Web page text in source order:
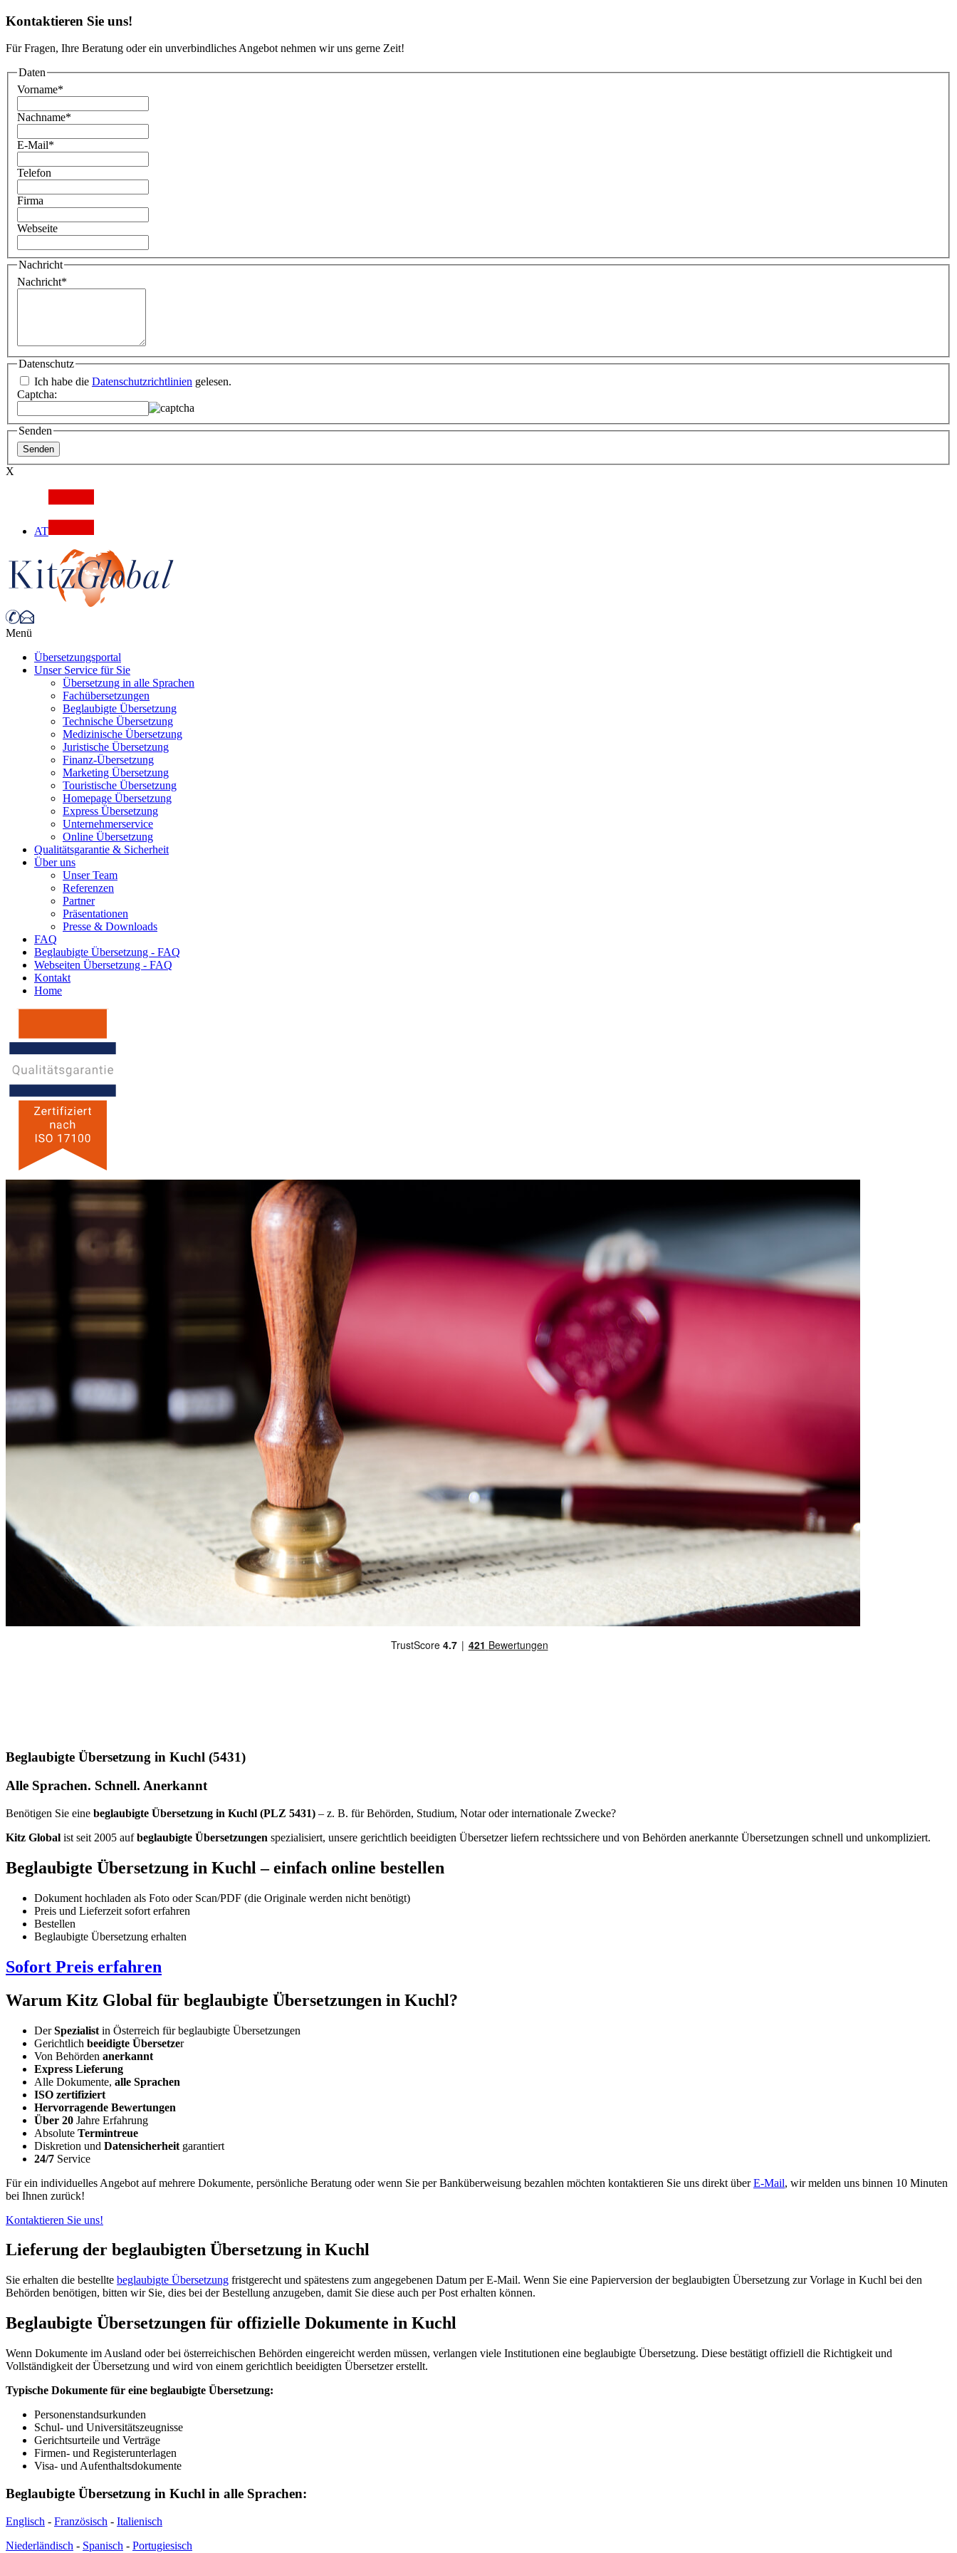
Kontaktieren Sie uns!
Für Fragen, Ihre Beratung oder ein unverbindliches Angebot nehmen wir uns gerne Zeit!
Daten
Vorname*
Nachname*
E-Mail*
Telefon
Firma
Webseite
Nachricht
Nachricht*
Datenschutz
Ich habe die Datenschutzrichtlinien gelesen.
Captcha:
Senden
X
AT
Menü
Übersetzungsportal
Unser Service für Sie
Übersetzung in alle Sprachen
Fachübersetzungen
Beglaubigte Übersetzung
Technische Übersetzung
Medizinische Übersetzung
Juristische Übersetzung
Finanz-Übersetzung
Marketing Übersetzung
Touristische Übersetzung
Homepage Übersetzung
Express Übersetzung
Unternehmerservice
Online Übersetzung
Qualitätsgarantie & Sicherheit
Über uns
Unser Team
Referenzen
Partner
Präsentationen
Presse & Downloads
FAQ
Beglaubigte Übersetzung - FAQ
Webseiten Übersetzung - FAQ
Kontakt
Home
Beglaubigte Übersetzung in Kuchl (5431)
Alle Sprachen. Schnell. Anerkannt
Benötigen Sie eine beglaubigte Übersetzung in Kuchl (PLZ 5431) – z. B. für Behörden, Studium, Notar oder internationale Zwecke?
Kitz Global ist seit 2005 aufbeglaubigte Übersetzungen spezialisiert, unsere gerichtlich beeidigten Übersetzer liefern rechtssichere und von Behörden anerkannte Übersetzungen schnell und unkompliziert.
Beglaubigte Übersetzung in Kuchl – einfach online bestellen
Dokument hochladen als Foto oder Scan/PDF (die Originale werden nicht benötigt)
Preis und Lieferzeit sofort erfahren
Bestellen
Beglaubigte Übersetzung erhalten
Sofort Preis erfahren
Warum Kitz Global für beglaubigte Übersetzungen in Kuchl?
DerSpezialist in Österreich für beglaubigte Übersetzungen
Gerichtlich beeidigte Übersetzer
Von Behörden anerkannt
Express Lieferung
Alle Dokumente, alle Sprachen
ISO zertifiziert
Hervorragende Bewertungen
Über 20 Jahre Erfahrung
Absolute Termintreue
Diskretion und Datensicherheit garantiert
24/7 Service
Für ein individuelles Angebot auf mehrere Dokumente, persönliche Beratung oder wenn Sie per Banküberweisung bezahlen möchten kontaktieren Sie uns direkt überE-Mail, wir melden uns binnen 10 Minuten
bei Ihnen zurück!
Kontaktieren Sie uns!
Lieferung der beglaubigten Übersetzung in Kuchl
Sie erhalten die bestellte beglaubigte Übersetzung fristgerecht und spätestens zum angegebenen Datum per E-Mail. Wenn Sie eine Papierversion der beglaubigten Übersetzung zur Vorlage in Kuchl bei den
Behörden benötigen, bitten wir Sie, dies bei der Bestellung anzugeben, damit Sie diese auch per Post erhalten können.
Beglaubigte Übersetzungen für offizielle Dokumente in Kuchl
Wenn Dokumente im Ausland oder bei österreichischen Behörden eingereicht werden müssen, verlangen viele Institutionen eine beglaubigte Übersetzung. Diese bestätigt offiziell die Richtigkeit und
Vollständigkeit der Übersetzung und wird von einem gerichtlich beeidigten Übersetzer erstellt.
Typische Dokumente für eine beglaubigte Übersetzung:
Personenstandsurkunden
Schul- und Universitätszeugnisse
Gerichtsurteile und Verträge
Firmen- und Registerunterlagen
Visa- und Aufenthaltsdokumente
Beglaubigte Übersetzung in Kuchl in alle Sprachen:
Englisch - Französisch - Italienisch
Niederländisch - Spanisch - Portugiesisch